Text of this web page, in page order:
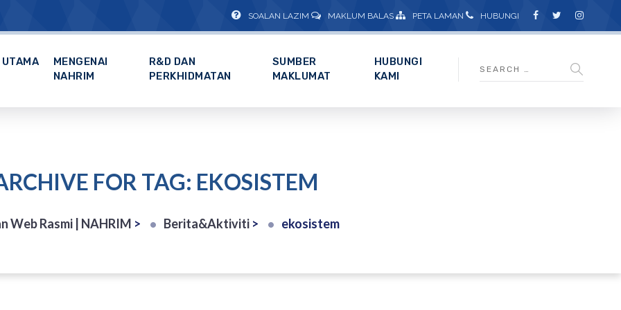
SOALAN LAZIM MAKLUM BALAS PETA LAMAN HUBUNGI
UTAMA
MENGENAI
NAHRIM
R&D DAN
PERKHIDMATAN
SUMBER
MAKLUMAT
HUBUNGI
KAMI
FOR TAG: EKOSISTEM
Web Rasmi | NAHRIM > Berita&Aktiviti> ekosistem